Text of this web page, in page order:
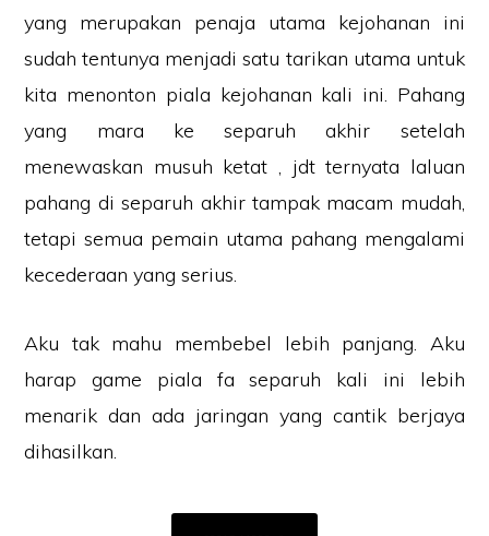
yang merupakan penaja utama kejohanan ini
sudah tentunya menjadi satu tarikan utama untuk
kita menonton piala kejohanan kali ini. Pahang
yang mara ke separuh akhir setelah
menewaskan musuh ketat , jdt ternyata laluan
pahang di separuh akhir tampak macam mudah,
tetapi semua pemain utama pahang mengalami
kecederaan yang serius.
Aku tak mahu membebel lebih panjang. Aku
harap game piala fa separuh kali ini lebih
menarik dan ada jaringan yang cantik berjaya
dihasilkan.